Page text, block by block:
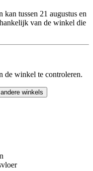
tussen 21 augustus en
van de winkel die
de winkel te controleren.
winkels